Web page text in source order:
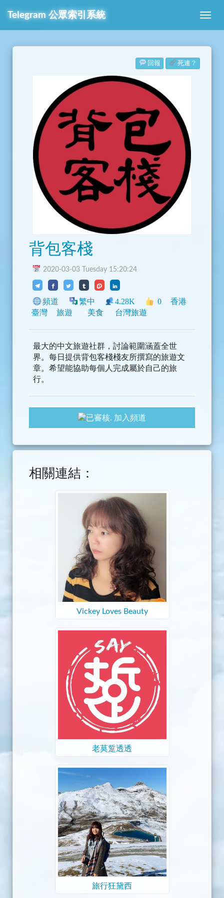
Telegram 公眾索引系統
回報 死連？
背包客棧
2020-03-03 Tuesday 15:20:24
頻道 繁中 4.28K 0
香港
臺灣
旅遊 美食 台灣旅遊
最大的中文旅遊社群，討論範圍涵蓋全世
界。每日提供背包客棧棧友所撰寫的旅遊文
章。希望能協助每個人完成屬於自己的旅
行。
加入頻道
相關連結：
Vickey Loves Beauty
老莫踅透透
旅行狂黛西